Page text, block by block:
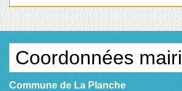
Coordonnées
Commune de La Planche